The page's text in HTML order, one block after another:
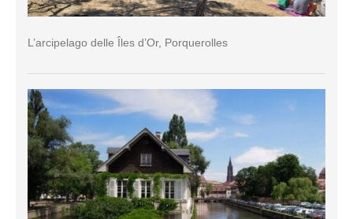
L’arcipelago delle Îles d’Or, Porquerolles